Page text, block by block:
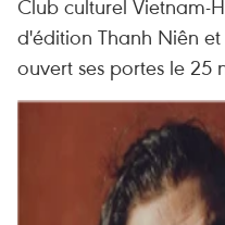
Club culturel Vietnam-
d'édition Thanh Niên
ouvert ses portes le